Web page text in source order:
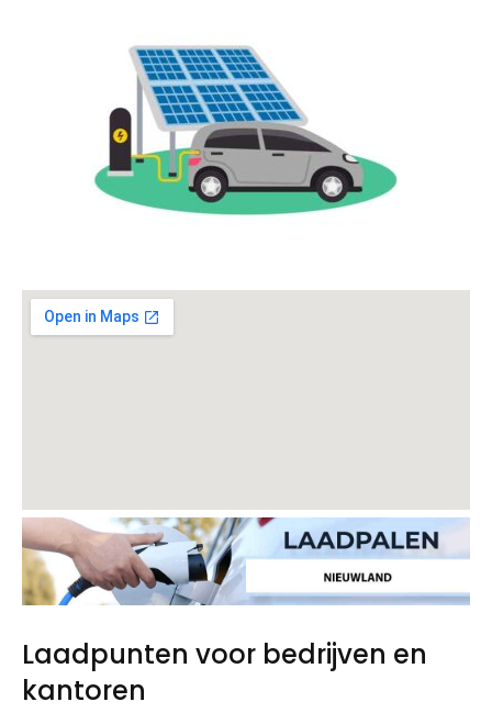
Laadpunten voor bedrijven en
kantoren